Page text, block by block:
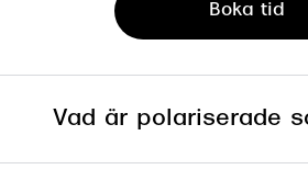
Boka tid
Vad är polariserade